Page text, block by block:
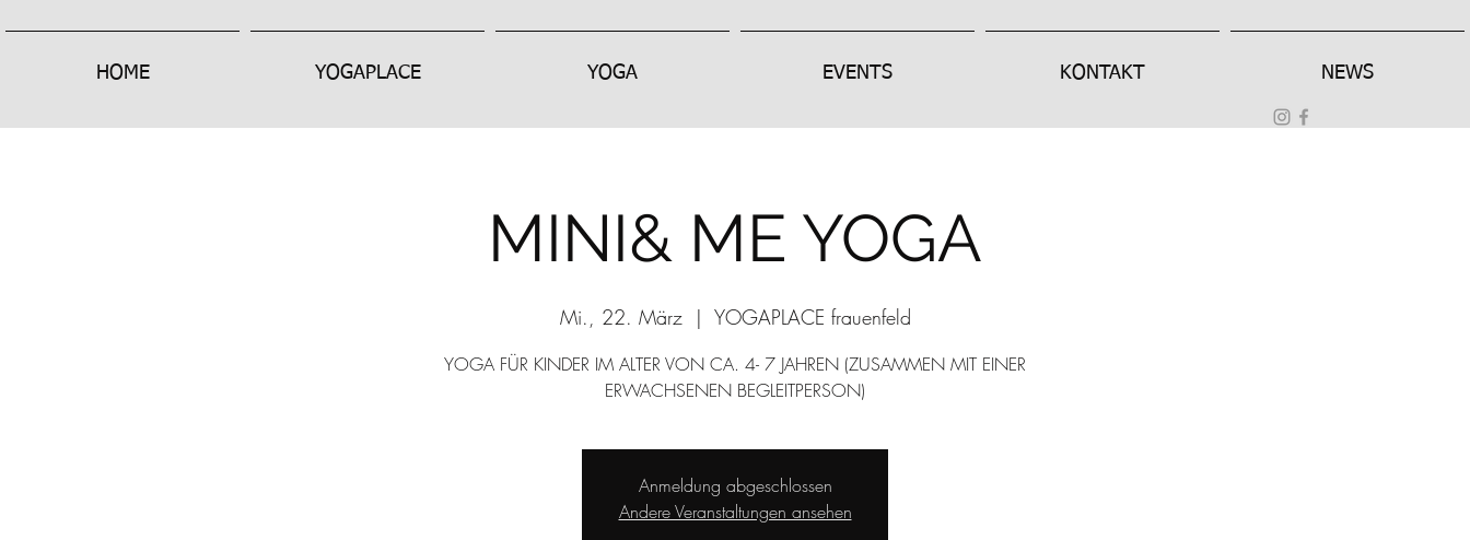
HOME YOGAPLACE YOGA EVENTS KONTAKT NEWS
MINI& ME YOGA
Mi., 22. März
  |
YOGAPLACE frauenfeld
YOGA FÜR KINDER IM ALTER VON CA. 4- 7 JAHREN (ZUSAMMEN MIT EINER
ERWACHSENEN BEGLEITPERSON)
Anmeldung abgeschlossen
Andere Veranstaltungen ansehen